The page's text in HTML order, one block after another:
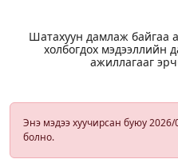
Шатахуун дамлаж байгаа
холбогдох мэдээллийн
ажиллагааг
Энэ мэдээ хуучирсан буюу
болно.